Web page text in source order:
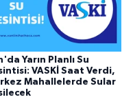
Yarın Planlı Su
VASKİ Saat Verdi,
Mahallelerde Sular